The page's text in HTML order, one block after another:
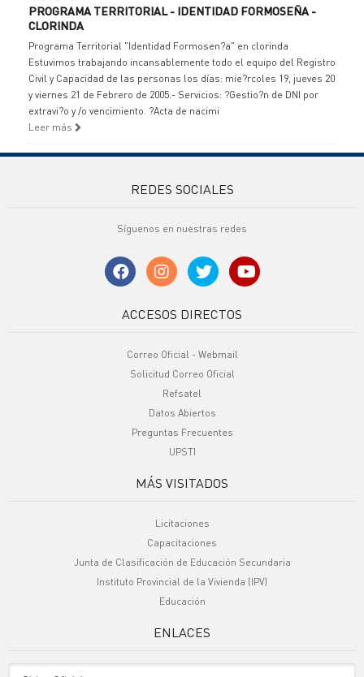
PROGRAMA TERRITORIAL - IDENTIDAD FORMOSEÑA -
CLORINDA
Programa Territorial "Identidad Formosen?a" en clorinda
Estuvimos trabajando incansablemente todo el equipo del Registro
Civil y Capacidad de las personas los días: mie?rcoles 19, jueves 20
y viernes 21 de Febrero de 2005.- Servicios: ?Gestio?n de DNI por
extravi?o y /o vencimiento. ?Acta de nacimi
Leer más
REDES SOCIALES
Síguenos en nuestras redes
ACCESOS DIRECTOS
Correo Oficial - Webmail
Solicitud Correo Oficial
Refsatel
Datos Abiertos
Preguntas Frecuentes
UPSTI
MÁS VISITADOS
Licitaciones
Capacitaciones
Junta de Clasificación de Educación Secundaria
Instituto Provincial de la Vivienda (IPV)
Educación
ENLACES